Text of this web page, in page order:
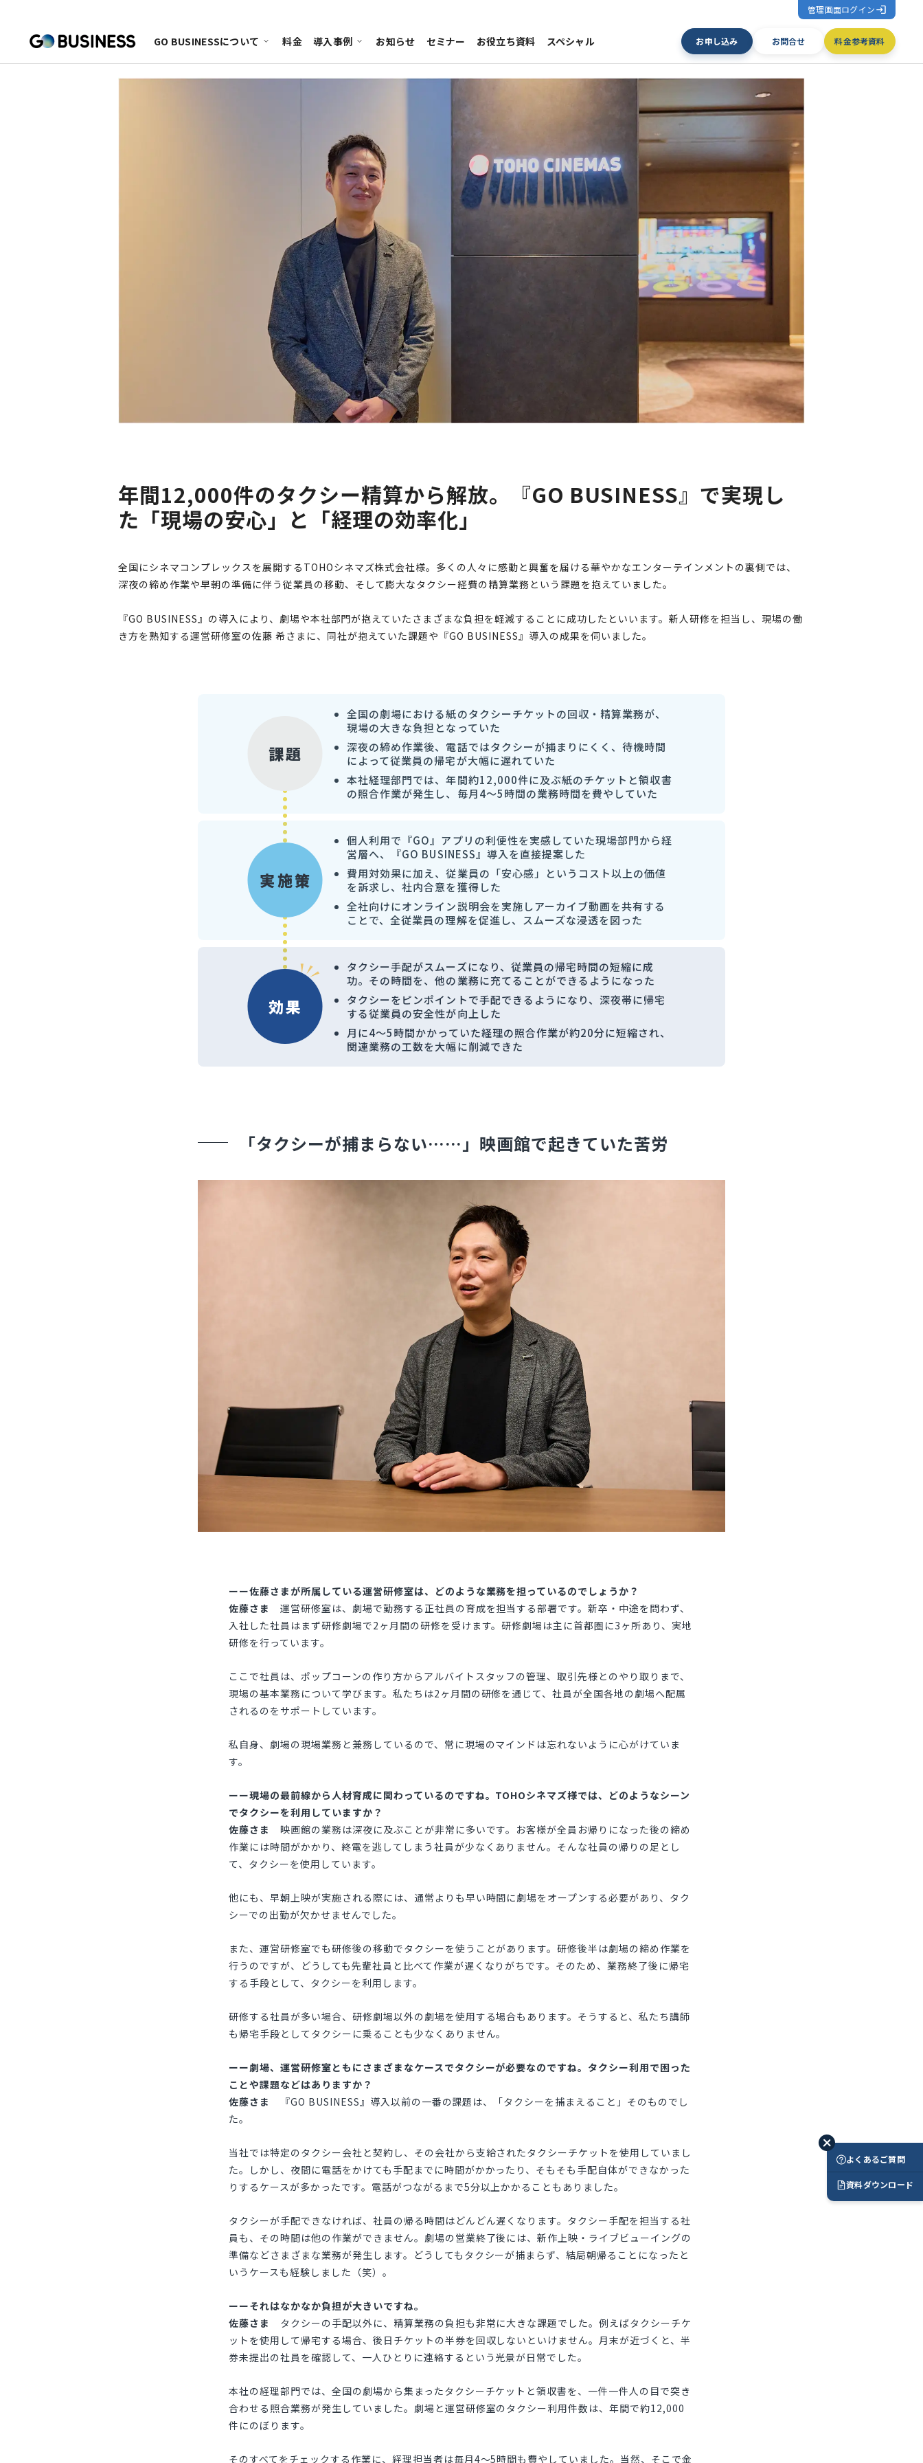
管理画面ログイン
GO BUSINESSについて 料金 導入事例 お知らせ セミナー お役立ち資料 スペシャル お申し込み お問合せ 料金参考資料
年間12,000件のタクシー精算から解放。『GO BUSINESS』で実現し
た「現場の安心」と「経理の効率化」
全国にシネマコンプレックスを展開するTOHOシネマズ株式会社様。多くの人々に感動と興奮を届ける華やかなエンターテインメントの裏側では、
深夜の締め作業や早朝の準備に伴う従業員の移動、そして膨大なタクシー経費の精算業務という課題を抱えていました。
『GO BUSINESS』の導入により、劇場や本社部門が抱えていたさまざまな負担を軽減することに成功したといいます。新人研修を担当し、現場の働
き方を熟知する運営研修室の佐藤 希さまに、同社が抱えていた課題や『GO BUSINESS』導入の成果を伺いました。
課題
全国の劇場における紙のタクシーチケットの回収・精算業務が、
現場の大きな負担となっていた
深夜の締め作業後、電話ではタクシーが捕まりにくく、待機時間
によって従業員の帰宅が大幅に遅れていた
本社経理部門では、年間約12,000件に及ぶ紙のチケットと領収書
の照合作業が発生し、毎月4〜5時間の業務時間を費やしていた
実施策
個人利用で『GO』アプリの利便性を実感していた現場部門から経
営層へ、『GO BUSINESS』導入を直接提案した
費用対効果に加え、従業員の「安心感」というコスト以上の価値
を訴求し、社内合意を獲得した
全社向けにオンライン説明会を実施しアーカイブ動画を共有する
ことで、全従業員の理解を促進し、スムーズな浸透を図った
効果
タクシー手配がスムーズになり、従業員の帰宅時間の短縮に成
功。その時間を、他の業務に充てることができるようになった
タクシーをピンポイントで手配できるようになり、深夜帯に帰宅
する従業員の安全性が向上した
月に4〜5時間かかっていた経理の照合作業が約20分に短縮され、
関連業務の工数を大幅に削減できた
「タクシーが捕まらない……」映画館で起きていた苦労
佐藤さまが所属している運営研修室は、どのような業務を担っているのでしょうか？
佐藤さま
運営研修室は、劇場で勤務する正社員の育成を担当する部署です。新卒・中途を問わず、
入社した社員はまず研修劇場で2ヶ月間の研修を受けます。研修劇場は主に首都圏に3ヶ所あり、実地
研修を行っています。
ここで社員は、ポップコーンの作り方からアルバイトスタッフの管理、取引先様とのやり取りまで、
現場の基本業務について学びます。私たちは2ヶ月間の研修を通じて、社員が全国各地の劇場へ配属
されるのをサポートしています。
私自身、劇場の現場業務と兼務しているので、常に現場のマインドは忘れないように心がけていま
す。
現場の最前線から人材育成に関わっているのですね。TOHOシネマズ様では、どのようなシーン
でタクシーを利用していますか？
佐藤さま
映画館の業務は深夜に及ぶことが非常に多いです。お客様が全員お帰りになった後の締め
作業には時間がかかり、終電を逃してしまう社員が少なくありません。そんな社員の帰りの足とし
て、タクシーを使用しています。
他にも、早朝上映が実施される際には、通常よりも早い時間に劇場をオープンする必要があり、タク
シーでの出勤が欠かせませんでした。
また、運営研修室でも研修後の移動でタクシーを使うことがあります。研修後半は劇場の締め作業を
行うのですが、どうしても先輩社員と比べて作業が遅くなりがちです。そのため、業務終了後に帰宅
する手段として、タクシーを利用します。
研修する社員が多い場合、研修劇場以外の劇場を使用する場合もあります。そうすると、私たち講師
も帰宅手段としてタクシーに乗ることも少なくありません。
劇場、運営研修室ともにさまざまなケースでタクシーが必要なのですね。タクシー利用で困った
ことや課題などはありますか？
佐藤さま
『GO BUSINESS』導入以前の一番の課題は、「タクシーを捕まえること」そのものでし
た。
当社では特定のタクシー会社と契約し、その会社から支給されたタクシーチケットを使用していまし
た。しかし、夜間に電話をかけても手配までに時間がかかったり、そもそも手配自体ができなかった
りするケースが多かったです。電話がつながるまで5分以上かかることもありました。
タクシーが手配できなければ、社員の帰る時間はどんどん遅くなります。タクシー手配を担当する社
員も、その時間は他の作業ができません。劇場の営業終了後には、新作上映・ライブビューイングの
準備などさまざまな業務が発生します。どうしてもタクシーが捕まらず、結局朝帰ることになったと
いうケースも経験しました（笑）。
それはなかなか負担が大きいですね。
佐藤さま
タクシーの手配以外に、精算業務の負担も非常に大きな課題でした。例えばタクシーチケ
ットを使用して帰宅する場合、後日チケットの半券を回収しないといけません。月末が近づくと、半
券未提出の社員を確認して、一人ひとりに連絡するという光景が日常でした。
本社の経理部門では、全国の劇場から集まったタクシーチケットと領収書を、一件一件人の目で突き
合わせる照合業務が発生していました。劇場と運営研修室のタクシー利用件数は、年間で約12,000
件にのぼります。
そのすべてをチェックする作業に、経理担当者は毎月4〜5時間も費やしていました。当然、そこで金
よくあるご質問
資料ダウンロード